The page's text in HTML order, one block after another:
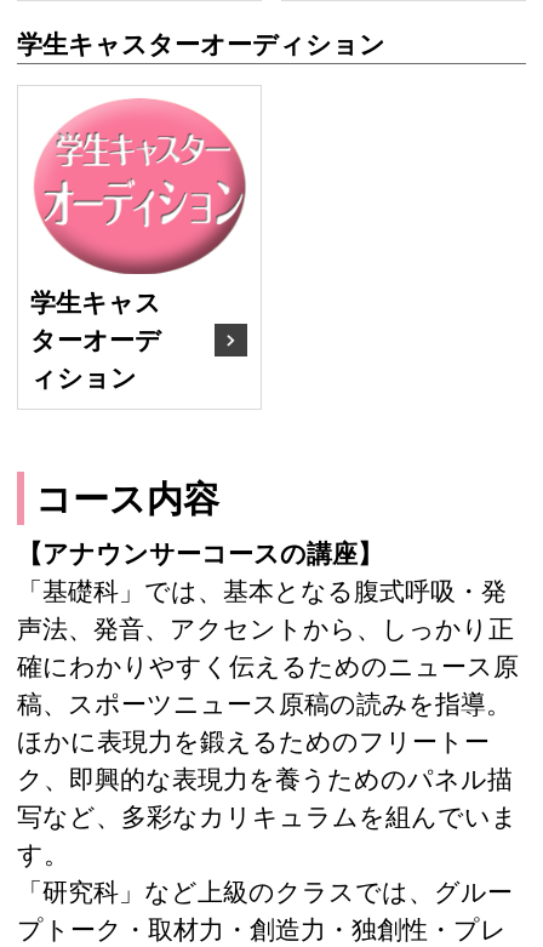
学生キャスターオーディション
学生キャス
ターオーデ
ィション
コース内容
【アナウンサーコースの講座】
「基礎科」では、基本となる腹式呼吸・発
声法、発音、アクセントから、しっかり正
確にわかりやすく伝えるためのニュース原
稿、スポーツニュース原稿の読みを指導。
ほかに表現力を鍛えるためのフリートー
ク、即興的な表現力を養うためのパネル描
写など、多彩なカリキュラムを組んでいま
す。
「研究科」など上級のクラスでは、グルー
プトーク・取材力・創造力・独創性・プレ